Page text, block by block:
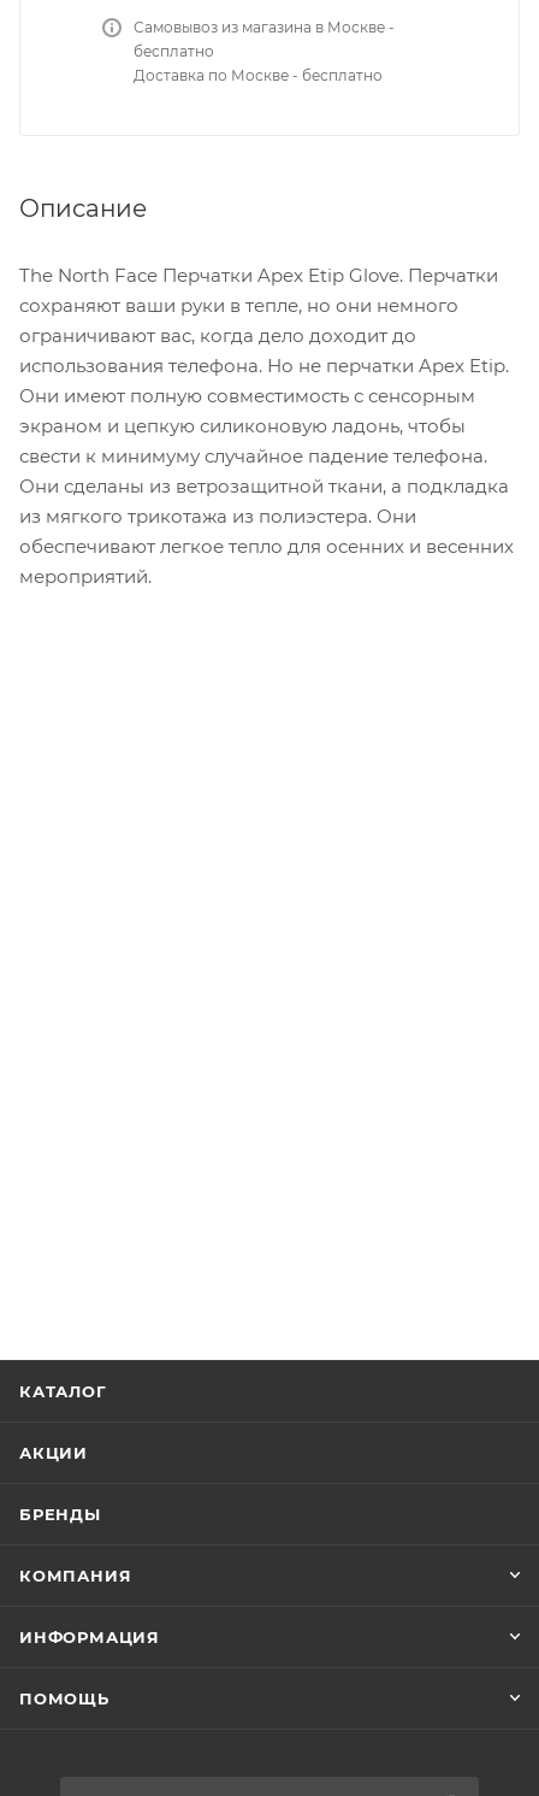
Самовывоз из магазина в Москве -
бесплатно
Доставка по Москве - бесплатно
Описание
The North Face Перчатки Apex Etip Glove. Перчатки
сохраняют ваши руки в тепле, но они немного
ограничивают вас, когда дело доходит до
использования телефона. Но не перчатки Apex Etip.
Они имеют полную совместимость с сенсорным
экраном и цепкую силиконовую ладонь, чтобы
свести к минимуму случайное падение телефона.
Они сделаны из ветрозащитной ткани, а подкладка
из мягкого трикотажа из полиэстера. Они
обеспечивают легкое тепло для осенних и весенних
мероприятий.
КАТАЛОГ
АКЦИИ
БРЕНДЫ
КОМПАНИЯ
ИНФОРМАЦИЯ
ПОМОЩЬ